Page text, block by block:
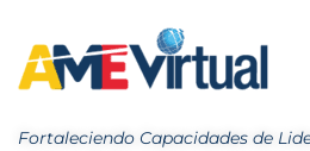
Fortaleciendo Capacidades de